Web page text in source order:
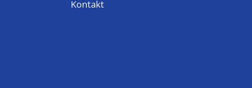
Kontakt